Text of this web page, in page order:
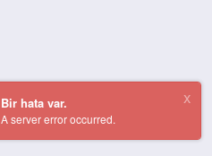
Bir hata var.
A server error occurred.